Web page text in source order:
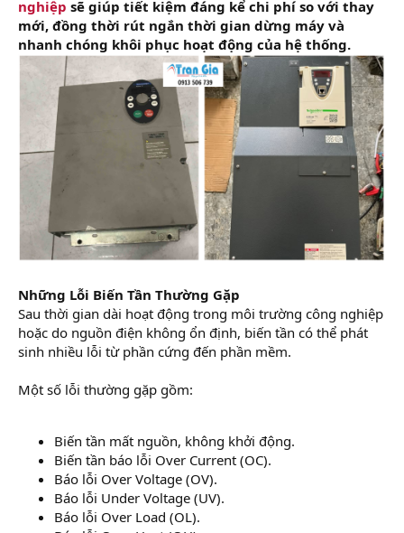
nghiệp sẽ giúp tiết kiệm đáng kể chi phí so với thay
mới, đồng thời rút ngắn thời gian dừng máy và
nhanh chóng khôi phục hoạt động của hệ thống.
Những Lỗi Biến Tần Thường Gặp
Sau thời gian dài hoạt động trong môi trường công nghiệp
hoặc do nguồn điện không ổn định, biến tần có thể phát
sinh nhiều lỗi từ phần cứng đến phần mềm.
Một số lỗi thường gặp gồm:
Biến tần mất nguồn, không khởi động.
Biến tần báo lỗi Over Current (OC).
Báo lỗi Over Voltage (OV).
Báo lỗi Under Voltage (UV).
Báo lỗi Over Load (OL).